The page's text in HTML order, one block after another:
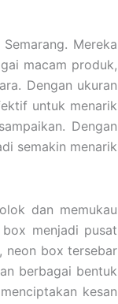
Mereka
macam produk,
Dengan ukuran
untuk menarik
Dengan
semakin menarik
dan memukau
menjadi pusat
neon box tersebar
berbagai bentuk
kesan